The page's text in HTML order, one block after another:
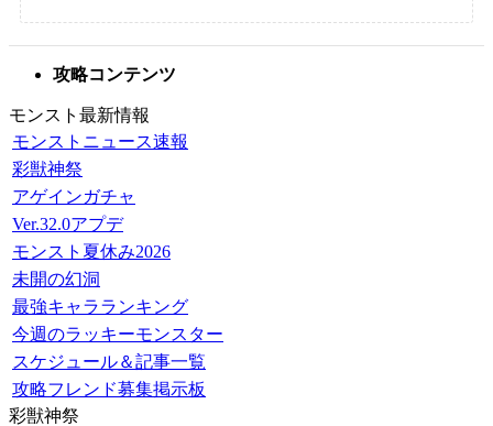
攻略コンテンツ
モンスト最新情報
モンストニュース速報
彩獣神祭
アゲインガチャ
Ver.32.0アプデ
モンスト夏休み2026
未開の幻洞
最強キャラランキング
今週のラッキーモンスター
スケジュール＆記事一覧
攻略フレンド募集掲示板
彩獣神祭